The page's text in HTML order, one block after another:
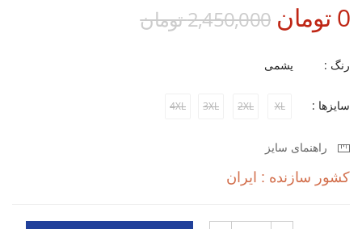
0 تومان 2,450,000 تومان
رنگ : یشمی
سایزها : XL
2XL
3XL
4XL
راهنمای سایز
کشور سازنده : ایران